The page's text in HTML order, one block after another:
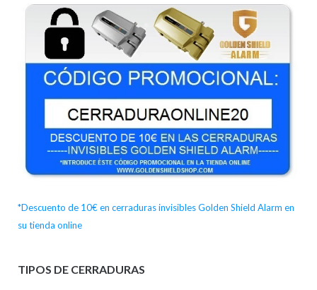
*Descuento de 10€ en cerraduras invisibles Golden Shield Alarm en
su tienda online
TIPOS DE CERRADURAS